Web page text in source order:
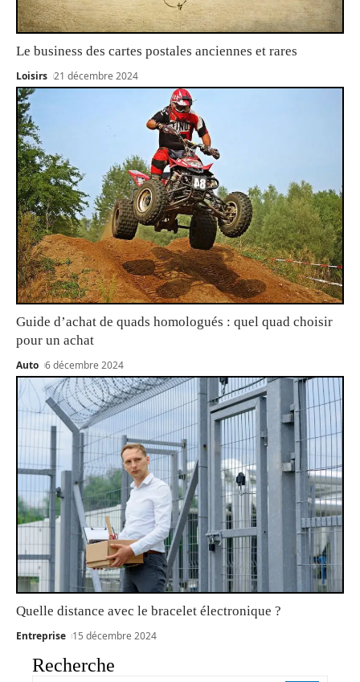
Le business des cartes postales anciennes et rares
Loisirs 21 décembre 2024
Guide d’achat de quads homologués : quel quad choisir
pour un achat
Auto 6 décembre 2024
Quelle distance avec le bracelet électronique ?
Entreprise 15 décembre 2024
Recherche